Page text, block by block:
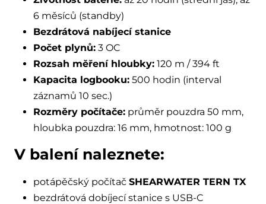
6 měsíců (standby)
Bezdrátová nabíjecí stanice
Počet plynů: 3 OC
Rozsah měření hloubky: 120 m / 394 ft
Kapacita logbooku: 500 hodin (interval
záznamů 10 sec.)
Rozměry počítače: průměr pouzdra 50 mm,
hloubka pouzdra: 16 mm, hmotnost: 100 g
V balení naleznete:
potápěčský počítač SHEARWATER TERN TX
bezdrátová dobíjecí stanice s USB-C